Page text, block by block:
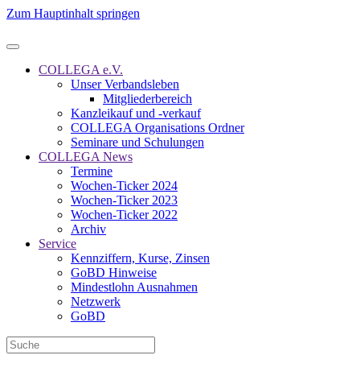
Zum Hauptinhalt springen
COLLEGA e.V.
Unser Verbandsleben
Mitgliederbereich
Kanzleikauf und -verkauf
COLLEGA Organisations Ordner
Seminare und Schulungen
COLLEGA News
Termine
Wochen-Ticker 2024
Wochen-Ticker 2023
Wochen-Ticker 2022
Archiv
Service
Kennziffern, Kurse, Zinsen
GoBD Hinweise
Mindestlohn Ausnahmen
Netzwerk
GoBD